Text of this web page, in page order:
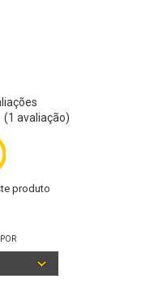
(1 avaliação)
produto